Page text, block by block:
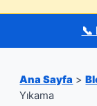
📞
Ana Sayfa >
Yıkama